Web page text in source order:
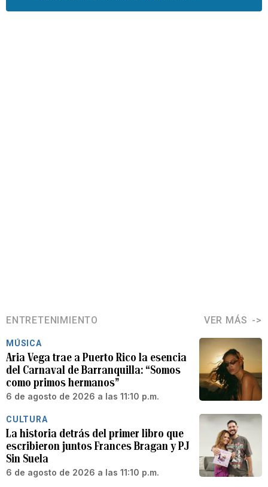
ENTRETENIMIENTO VER MÁS
MÚSICA
Aria Vega trae a Puerto Rico la esencia
del Carnaval de Barranquilla: “Somos
como primos hermanos”
6 de agosto de 2026 a las 11:10 p.m.
CULTURA
La historia detrás del primer libro que
escribieron juntos Frances Bragan y PJ
Sin Suela
6 de agosto de 2026 a las 11:10 p.m.